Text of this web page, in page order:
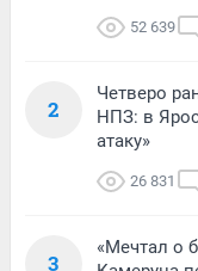
52 639
2
Четверо
НПЗ: в
атаку»
26 831
3
«Мечтал о